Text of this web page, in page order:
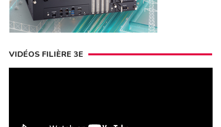
VIDÉOS FILIÈRE 3E